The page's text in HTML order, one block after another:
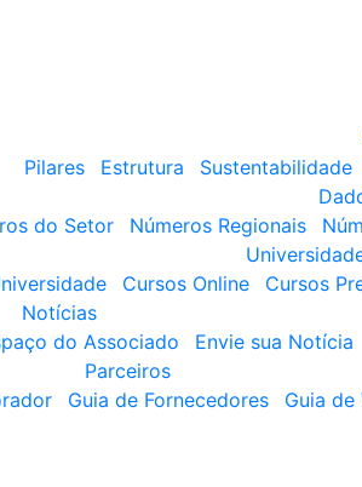
Pilares
Estrutura Sustentabilidade
do Setor
Números Regionais
Cursos Online Cursos
Notícias
do Associado Envie sua Notícia
Parceiros
Guia de Fornecedores Guia de